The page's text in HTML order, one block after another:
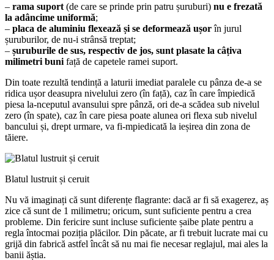
– rama suport (de care se prinde prin patru șuruburi) nu e frezată
la adâncime uniformă;
– placa de aluminiu flexează și se deformează ușorîn jurul
șuruburilor, de nu-i strânsă treptat;
– șuruburile de sus, respectiv de jos, sunt plasate la câțiva
milimetri buni față de capetele ramei suport.
Din toate rezultă tendință a laturii imediat paralele cu pânza de-a se
ridica ușor deasupra nivelului zero (în față), caz în care împiedică
piesa la-nceputul avansului spre pânză, ori de-a scădea sub nivelul
zero (în spate), caz în care piesa poate alunea ori flexa sub nivelul
bancului și, drept urmare, va fi-mpiedicată la ieșirea din zona de
tăiere.
Blatul lustruit și ceruit
Nu vă imaginați că sunt diferențe flagrante: dacă ar fi să exagerez, aș
zice că sunt de 1 milimetru; oricum, sunt suficiente pentru a crea
probleme. Din fericire sunt incluse suficiente șaibe plate pentru a
regla întocmai poziția plăcilor. Din păcate, ar fi trebuit lucrate mai cu
grijă din fabrică astfel încât să nu mai fie necesar reglajul, mai ales la
banii ăștia.